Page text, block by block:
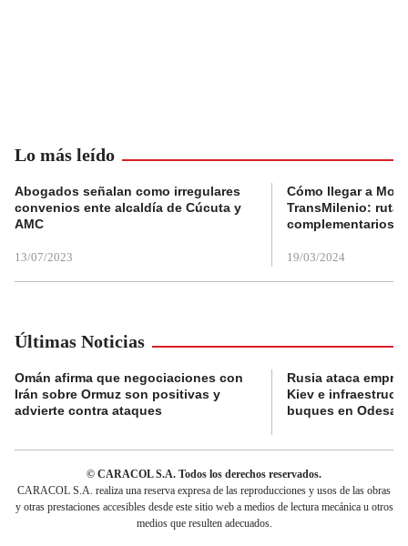
Lo más leído
Abogados señalan como irregulares
convenios ente alcaldía de Cúcuta y
AMC
13/07/2023
Cómo llegar a
TransMilenio:
complementarios
19/03/2024
Últimas Noticias
Omán afirma que negociaciones con
Irán sobre Ormuz son positivas y
advierte contra ataques
Rusia ataca
Kiev e
buques en Odesa
© CARACOL S.A. Todos los derechos reservados.
CARACOL S.A. realiza una reserva expresa de las reproducciones y usos de las obras
y otras prestaciones accesibles desde este sitio web a medios de lectura mecánica u otros
medios que resulten adecuados.